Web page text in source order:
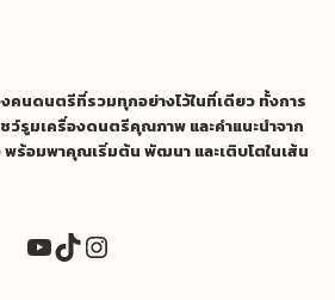
นดนตรีที่รวมทุกอย่างไว้ในที่เดียว ทั้งการ
ว์รูมเครื่องดนตรีคุณภาพ และคำแนะนำจาก
ร้อมพาคุณเริ่มต้น พัฒนา และเติบโตในเส้น
YouTube
TikTok
Instagram